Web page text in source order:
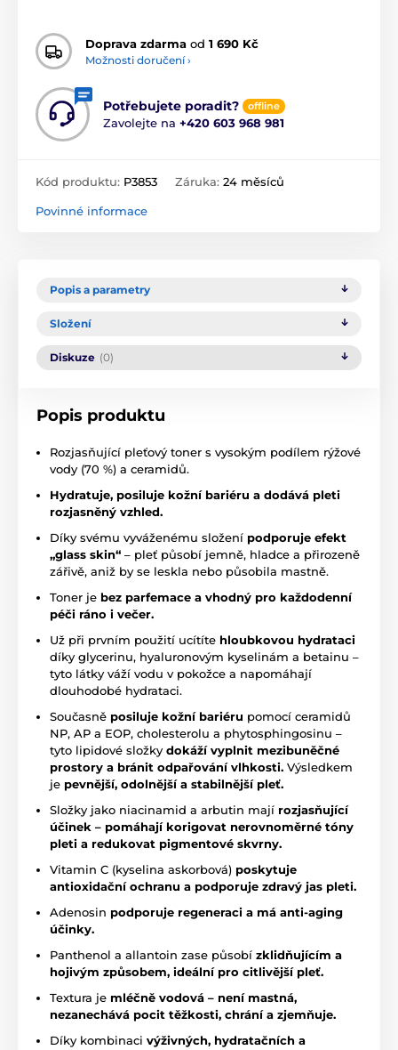
Doprava zdarma od 1 690 Kč
Možnosti doručení ›
Potřebujete poradit? offline
Zavolejte na +420 603 968 981
Kód produktu: P3853 Záruka: 24 měsíců
Povinné informace
Popis a parametry
Složení
Diskuze (0)
Popis produktu
Rozjasňující pleťový toner s vysokým podílem rýžové
vody (70 %) a ceramidů.
Hydratuje, posiluje kožní bariéru a dodává pleti
rozjasněný vzhled.
Díky svému vyváženému složení podporuje efekt
„glass skin“ – pleť působí jemně, hladce a přirozeně
zářivě, aniž by se leskla nebo působila mastně.
Toner je bez parfemace a vhodný pro každodenní
péči ráno i večer.
Už při prvním použití ucítíte hloubkovou hydrataci
díky glycerinu, hyaluronovým kyselinám a betainu –
tyto látky váží vodu v pokožce a napomáhají
dlouhodobé hydrataci.
Současně posiluje kožní bariéru pomocí ceramidů
NP, AP a EOP, cholesterolu a phytosphingosinu –
tyto lipidové složky dokáží vyplnit mezibuněčné
prostory a bránit odpařování vlhkosti. Výsledkem
je pevnější, odolnější a stabilnější pleť.
Složky jako niacinamid a arbutin mají rozjasňující
účinek – pomáhají korigovat nerovnoměrné tóny
pleti a redukovat pigmentové skvrny.
Vitamin C (kyselina askorbová) poskytuje
antioxidační ochranu a podporuje zdravý jas pleti.
Adenosin podporuje regeneraci a má anti-aging
účinky.
Panthenol a allantoin zase působí zklidňujícím a
hojivým způsobem, ideální pro citlivější pleť.
Textura je mléčně vodová – není mastná,
nezanechává pocit těžkosti, chrání a zjemňuje.
Díky kombinaci výživných, hydratačních a